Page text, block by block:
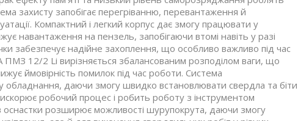
захисту запобігає перегріванню, перевантаження й
Компактний і легкий корпус дає змогу працювати у
навантаження на пензель, запобігаючи втомі навіть у разі
забезпечує надійне захоплення, що особливо важливо під час
12/2 Li вирізняється збалансованим розподілом ваги, що
ймовірність помилок під час роботи. Система
даючи змогу швидко встановлювати свердла та біти
робочий процес і робить роботу з інструментом
оснастки розширює можливості шурупокрута, даючи змогу